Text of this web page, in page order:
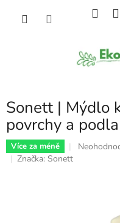
Sonett | Mýdlo
povrchy a
Více za méně
Průměrné
Značka: Sonett